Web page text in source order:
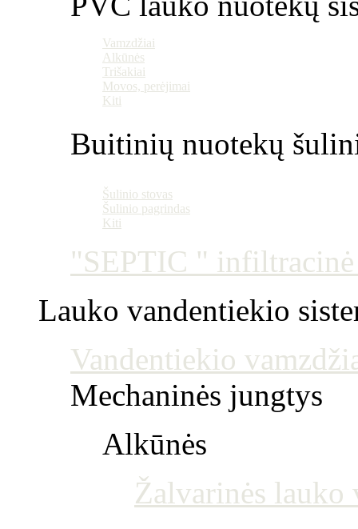
Vamzdžiai
Alkūnės
Trišakiai
Movos, perėjimai
Kiti
Buitinių nuotekų
Šulinio stovas
Šulinio pagrindas
Kiti
"SEPTIC "
Lauko vandentiekio
Vandentiekio
Mechaninės jungtys
Alkūnės
Žalvarinės lauko